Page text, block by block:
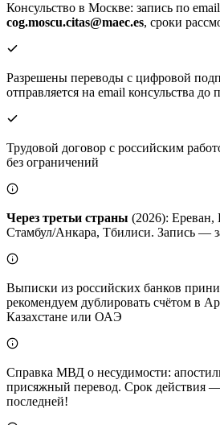
Консульство в Москве: запись по email
cog.moscu.citas@maec.es, сроки
Разрешены переводы с цифровой
отправляется на email консульства до
Трудовой договор с российским
без ограничений
Через третьи страны (2026): Ереван,
Стамбул/Анкара, Тбилиси. Запись —
Выписки из российских банков
рекомендуем дублировать счётом в
Казахстане или ОАЭ
Справка МВД о несудимости:
присяжный перевод. Срок действия
последней!